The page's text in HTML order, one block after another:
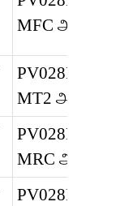
MFC அறிமுகம்
MT2 அறிமுகம்
MRC அறிமுகம்